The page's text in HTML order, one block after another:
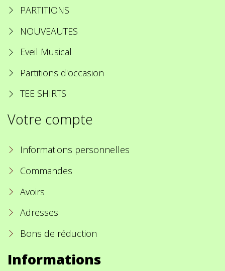
PARTITIONS
NOUVEAUTES
Eveil Musical
Partitions d'occasion
TEE SHIRTS
Votre compte
Informations personnelles
Commandes
Avoirs
Adresses
Bons de réduction
Informations